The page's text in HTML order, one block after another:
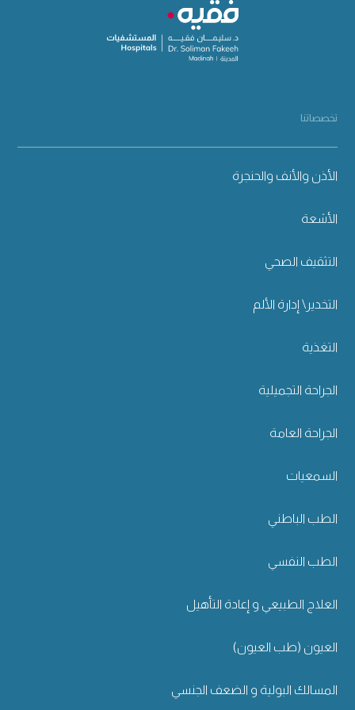
تخصصاتنا
الأذن والأنف والحنجرة
الأشعة
التثقيف الصحي
التخدير\ إدارة الألم
التغذية
الجراحة التجميلية
الجراحة العامة
السمعيات
الطب الباطني
الطب النفسي
العلاج الطبيعي و إعادة التأهيل
العيون (طب العيون)
المسالك البولية و الضعف الجنسي